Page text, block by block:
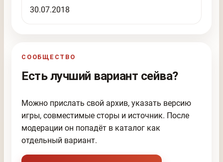
30.07.2018
СООБЩЕСТВО
Есть лучший вариант сейва?
Можно прислать свой архив, указать версию
игры, совместимые сторы и источник. После
модерации он попадёт в каталог как
отдельный вариант.